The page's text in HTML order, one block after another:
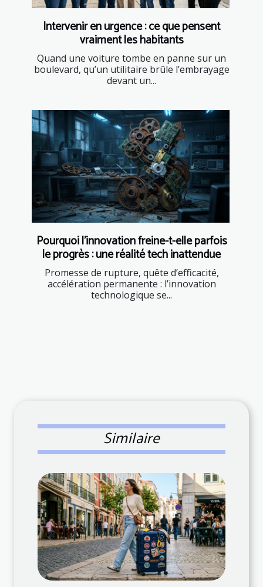
Intervenir en urgence : ce que pensent
vraiment les habitants
Quand une voiture tombe en panne sur un
boulevard, qu’un utilitaire brûle l’embrayage
devant un...
Pourquoi l’innovation freine-t-elle parfois
le progrès : une réalité tech inattendue
Promesse de rupture, quête d’efficacité,
accélération permanente : l’innovation
technologique se...
Similaire